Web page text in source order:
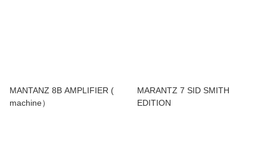
MANTANZ 8B AMPLIFIER (
machine）
MARANTZ 7 SID SMITH
EDITION